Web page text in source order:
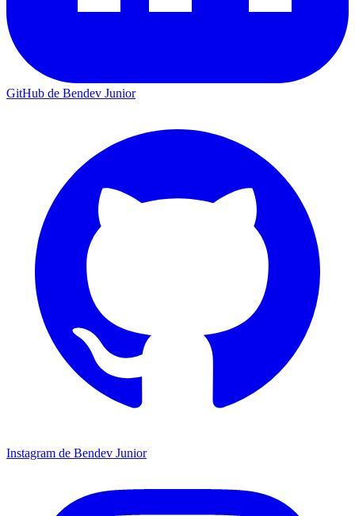
GitHub de Bendev Junior
Instagram de Bendev Junior